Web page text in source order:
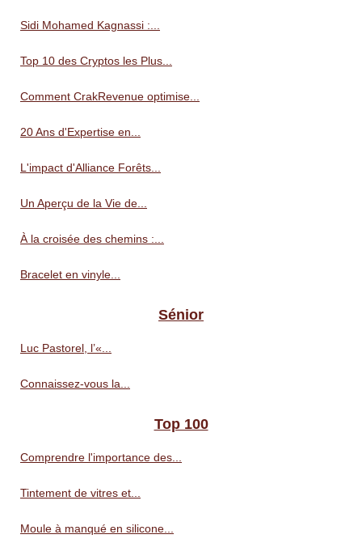
Sidi Mohamed Kagnassi :...
Top 10 des Cryptos les Plus...
Comment CrakRevenue optimise...
20 Ans d'Expertise en...
L'impact d'Alliance Forêts...
Un Aperçu de la Vie de...
À la croisée des chemins :...
Bracelet en vinyle...
Sénior
Luc Pastorel, l’«...
Connaissez-vous la...
Top 100
Comprendre l'importance des...
Tintement de vitres et...
Moule à manqué en silicone...